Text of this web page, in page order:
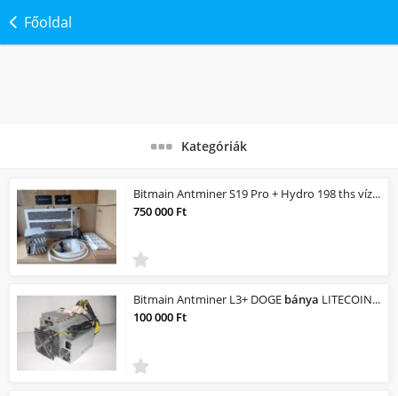
Főoldal
Kategóriák
Bitmain Antminer S19 Pro + Hydro 198 ths vízhűtéses bitcoin miner.
750 000 Ft
Bitmain Antminer L3+ DOGE bánya LITECOIN
100 000 Ft